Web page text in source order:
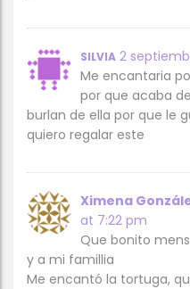
SILVIA 2
Me encantaria
por que acaba
burlan de ella por que le
quiero regalar este
Ximena
at 7:22 pm
Que bonito
y a mi famillia
Me encantó la tortuga,